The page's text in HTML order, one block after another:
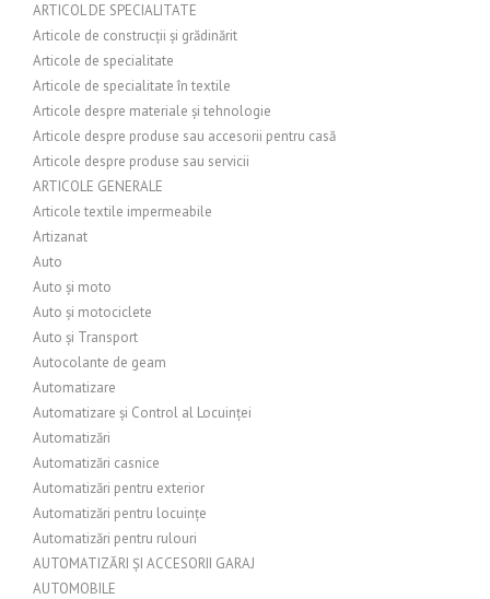
ARTICOL DE SPECIALITATE
Articole de construcții și grădinărit
Articole de specialitate
Articole de specialitate în textile
Articole despre materiale și tehnologie
Articole despre produse sau accesorii pentru casă
Articole despre produse sau servicii
ARTICOLE GENERALE
Articole textile impermeabile
Artizanat
Auto
Auto și moto
Auto și motociclete
Auto și Transport
Autocolante de geam
Automatizare
Automatizare și Control al Locuinței
Automatizări
Automatizări casnice
Automatizări pentru exterior
Automatizări pentru locuințe
Automatizări pentru rulouri
AUTOMATIZĂRI ȘI ACCESORII GARAJ
AUTOMOBILE